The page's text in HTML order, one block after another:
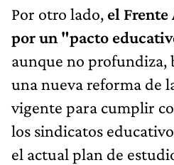
Por otro lado, el
por un "pacto
aunque no profundiza,
una nueva reforma de
vigente para cumplir
los sindicatos
el actual plan de